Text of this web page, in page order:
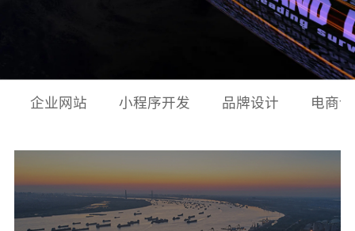
企业网站 小程序开发 品牌设计 电商